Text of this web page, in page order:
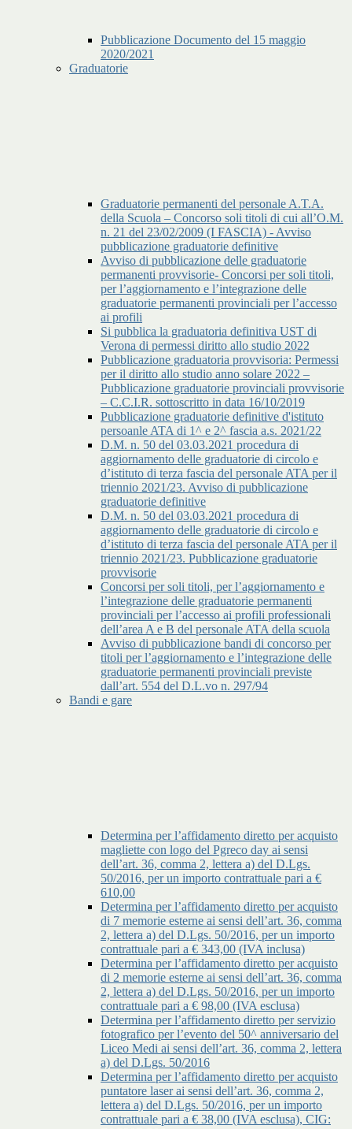
Pubblicazione Documento del 15 maggio
2020/2021
Graduatorie
Graduatorie permanenti del personale A.T.A.
della Scuola – Concorso soli titoli di cui all’O.M.
n. 21 del 23/02/2009 (I FASCIA) - Avviso
pubblicazione graduatorie definitive
Avviso di pubblicazione delle graduatorie
permanenti provvisorie- Concorsi per soli titoli,
per l’aggiornamento e l’integrazione delle
graduatorie permanenti provinciali per l’accesso
ai profili
Si pubblica la graduatoria definitiva UST di
Verona di permessi diritto allo studio 2022
Pubblicazione graduatoria provvisoria: Permessi
per il diritto allo studio anno solare 2022 –
Pubblicazione graduatorie provinciali provvisorie
– C.C.I.R. sottoscritto in data 16/10/2019
Pubblicazione graduatorie definitive d'istituto
persoanle ATA di 1^ e 2^ fascia a.s. 2021/22
D.M. n. 50 del 03.03.2021 procedura di
aggiornamento delle graduatorie di circolo e
d’istituto di terza fascia del personale ATA per il
triennio 2021/23. Avviso di pubblicazione
graduatorie definitive
D.M. n. 50 del 03.03.2021 procedura di
aggiornamento delle graduatorie di circolo e
d’istituto di terza fascia del personale ATA per il
triennio 2021/23. Pubblicazione graduatorie
provvisorie
Concorsi per soli titoli, per l’aggiornamento e
l’integrazione delle graduatorie permanenti
provinciali per l’accesso ai profili professionali
dell’area A e B del personale ATA della scuola
Avviso di pubblicazione bandi di concorso per
titoli per l’aggiornamento e l’integrazione delle
graduatorie permanenti provinciali previste
dall’art. 554 del D.L.vo n. 297/94
Bandi e gare
Determina per l’affidamento diretto per acquisto
magliette con logo del Pgreco day ai sensi
dell’art. 36, comma 2, lettera a) del D.Lgs.
50/2016, per un importo contrattuale pari a €
610,00
Determina per l’affidamento diretto per acquisto
di 7 memorie esterne ai sensi dell’art. 36, comma
2, lettera a) del D.Lgs. 50/2016, per un importo
contrattuale pari a € 343,00 (IVA inclusa)
Determina per l’affidamento diretto per acquisto
di 2 memorie esterne ai sensi dell’art. 36, comma
2, lettera a) del D.Lgs. 50/2016, per un importo
contrattuale pari a € 98,00 (IVA esclusa)
Determina per l’affidamento diretto per servizio
fotografico per l’evento del 50^ anniversario del
Liceo Medi ai sensi dell’art. 36, comma 2, lettera
a) del D.Lgs. 50/2016
Determina per l’affidamento diretto per acquisto
puntatore laser ai sensi dell’art. 36, comma 2,
lettera a) del D.Lgs. 50/2016, per un importo
contrattuale pari a € 38,00 (IVA esclusa), CIG: